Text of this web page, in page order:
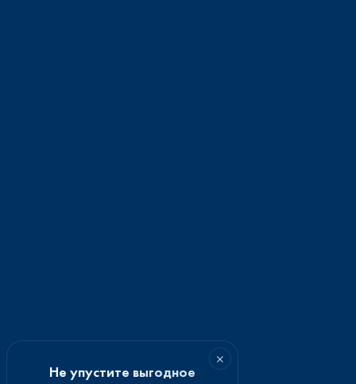
×
Не упустите выгодное